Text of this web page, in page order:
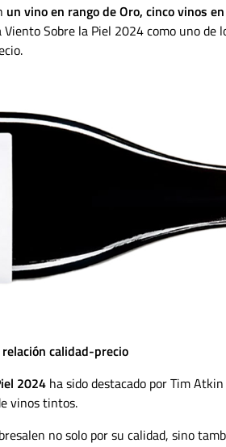
un vino en rango de Oro, cinco vinos
Sobre la Piel 2024 como uno de
calidad-precio
2024 ha sido destacado por Tim
vinos tintos.
no solo por su calidad, sino